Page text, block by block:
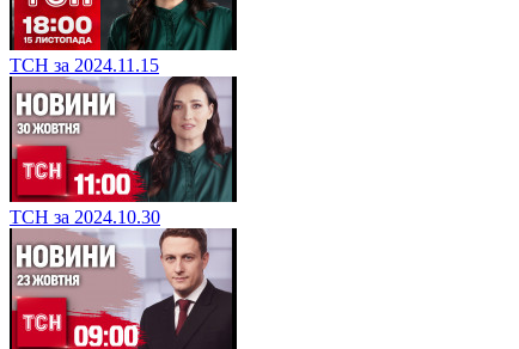
ТСН за 2024.11.15
ТСН за 2024.10.30